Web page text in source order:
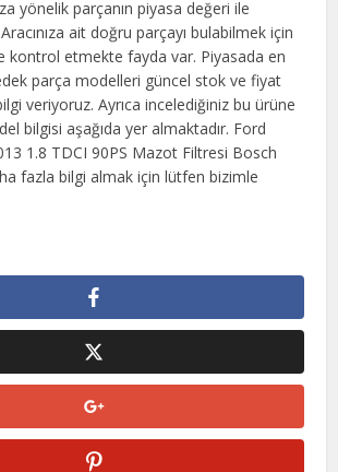
yönelik parçanın piyasa değeri ile
ait doğru parçayı bulabilmek için
kontrol etmekte fayda var. Piyasada en
parça modelleri güncel stok ve fiyat
veriyoruz. Ayrıca incelediğiniz bu ürüne
bilgisi aşağıda yer almaktadır. Ford
1.8 TDCI 90PS Mazot Filtresi Bosch
fazla bilgi almak için lütfen bizimle